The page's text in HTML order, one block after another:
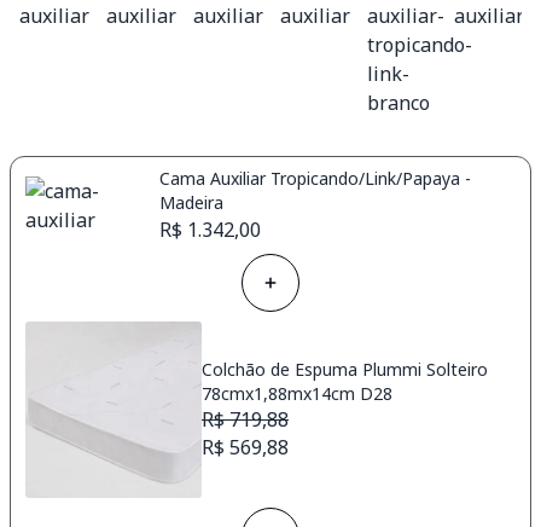
Cama Auxiliar Tropicando/Link/Papaya -
Madeira
R$ 1.342,00
Colchão de Espuma Plummi Solteiro
78cmx1,88mx14cm D28
R$ 719,88
R$ 569,88